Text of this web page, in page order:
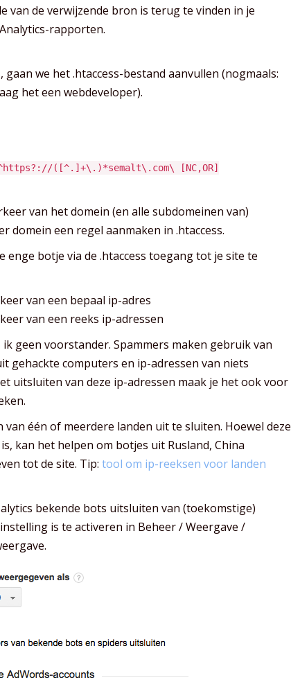
van de verwijzende bron is terug te vinden in je
rapporten.
we het .htaccess-bestand aanvullen (nogmaals:
het een webdeveloper).
^https?://([^.]+\.)*semalt\.com\ [NC,OR]
van het domein (en alle subdomeinen van)
domein een regel aanmaken in .htaccess.
enge botje via de .htaccess toegang tot je site te
van een bepaal ip-adres
van een reeks ip-adressen
geen voorstander. Spammers maken gebruik van
gehackte computers en ip-adressen van niets
uitsluiten van deze ip-adressen maak je het ook voor
één of meerdere landen uit te sluiten. Hoewel deze
kan het helpen om botjes uit Rusland, China
tot de site. Tip: tool om ip-reeksen voor landen
bekende bots uitsluiten van (toekomstige)
is te activeren in Beheer / Weergave /